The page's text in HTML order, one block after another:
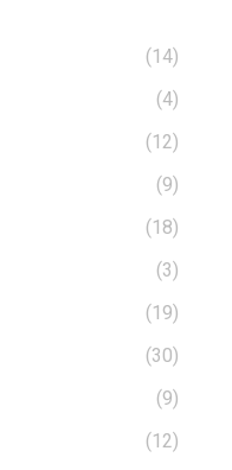
(14)
(4)
(12)
(9)
(18)
(3)
(19)
(30)
(9)
(12)